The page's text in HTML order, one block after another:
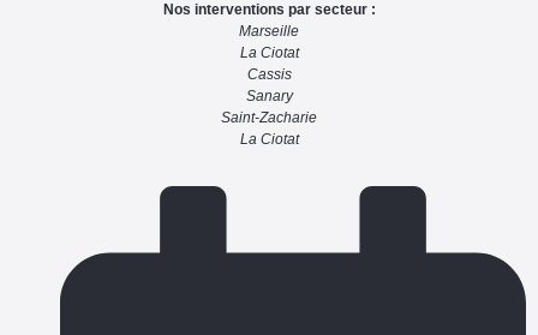
Nos interventions par secteur :
Marseille
La Ciotat
Cassis
Sanary
Saint-Zacharie
La Ciotat